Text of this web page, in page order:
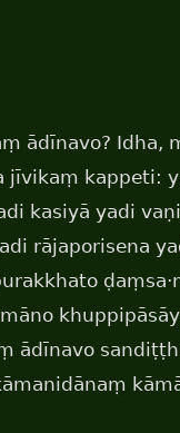
ādīnavo? Idha,
jīvikaṃ kappeti:
kasiyā yadi
rājaporisena
ādīnavo